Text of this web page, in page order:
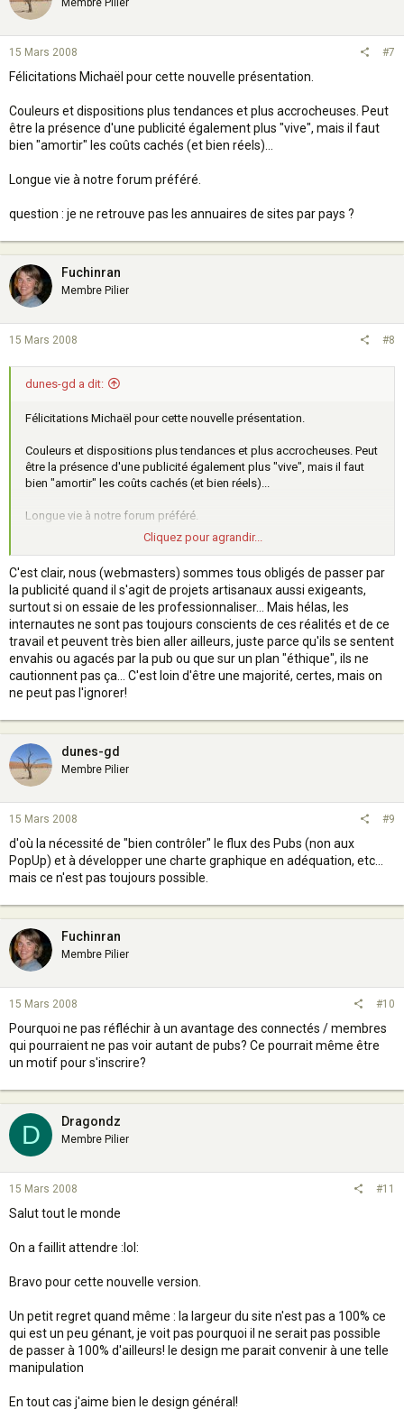
Membre Pilier
15 Mars 2008 #7
Félicitations Michaël pour cette nouvelle présentation.
Couleurs et dispositions plus tendances et plus accrocheuses. Peut
être la présence d'une publicité également plus "vive", mais il faut
bien "amortir" les coûts cachés (et bien réels)...
Longue vie à notre forum préféré.
question : je ne retrouve pas les annuaires de sites par pays ?
Fuchinran
Membre Pilier
15 Mars 2008 #8
dunes-gd a dit:
Félicitations Michaël pour cette nouvelle présentation.
Couleurs et dispositions plus tendances et plus accrocheuses. Peut
être la présence d'une publicité également plus "vive", mais il faut
bien "amortir" les coûts cachés (et bien réels)...
Longue vie à notre forum préféré.
question : je ne retrouve pas les annuaires de sites par pays ?
Cliquez pour agrandir...
C'est clair, nous (webmasters) sommes tous obligés de passer par
la publicité quand il s'agit de projets artisanaux aussi exigeants,
surtout si on essaie de les professionnaliser... Mais hélas, les
internautes ne sont pas toujours conscients de ces réalités et de ce
travail et peuvent très bien aller ailleurs, juste parce qu'ils se sentent
envahis ou agacés par la pub ou que sur un plan "éthique", ils ne
cautionnent pas ça... C'est loin d'être une majorité, certes, mais on
ne peut pas l'ignorer!
dunes-gd
Membre Pilier
15 Mars 2008 #9
d'où la nécessité de "bien contrôler" le flux des Pubs (non aux
PopUp) et à développer une charte graphique en adéquation, etc...
mais ce n'est pas toujours possible.
Fuchinran
Membre Pilier
15 Mars 2008 #10
Pourquoi ne pas réfléchir à un avantage des connectés / membres
qui pourraient ne pas voir autant de pubs? Ce pourrait même être
un motif pour s'inscrire?
D Dragondz
Membre Pilier
15 Mars 2008 #11
Salut tout le monde
On a faillit attendre :lol:
Bravo pour cette nouvelle version.
Un petit regret quand même : la largeur du site n'est pas a 100% ce
qui est un peu génant, je voit pas pourquoi il ne serait pas possible
de passer à 100% d'ailleurs! le design me parait convenir à une telle
manipulation
En tout cas j'aime bien le design général!